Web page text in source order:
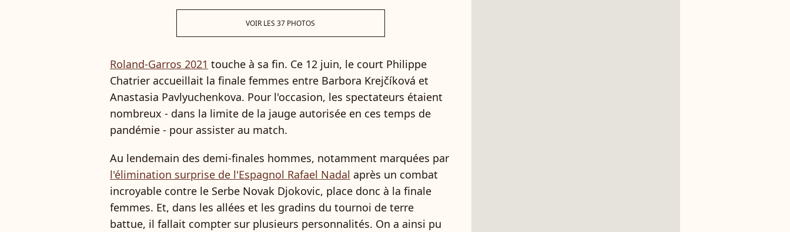
VOIR LES 37 PHOTOS
Roland-Garros 2021 touche à sa fin. Ce 12 juin, le court Philippe
Chatrier accueillait la finale femmes entre Barbora Krejčíková et
Anastasia Pavlyuchenkova. Pour l'occasion, les spectateurs étaient
nombreux - dans la limite de la jauge autorisée en ces temps de
pandémie - pour assister au match.
Au lendemain des demi-finales hommes, notamment marquées par
l'élimination surprise de l'Espagnol Rafael Nadal après un combat
incroyable contre le Serbe Novak Djokovic, place donc à la finale
femmes. Et, dans les allées et les gradins du tournoi de terre
battue, il fallait compter sur plusieurs personnalités. On a ainsi pu